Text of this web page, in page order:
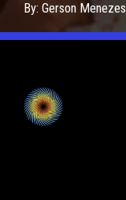
By: Gerson Menezes